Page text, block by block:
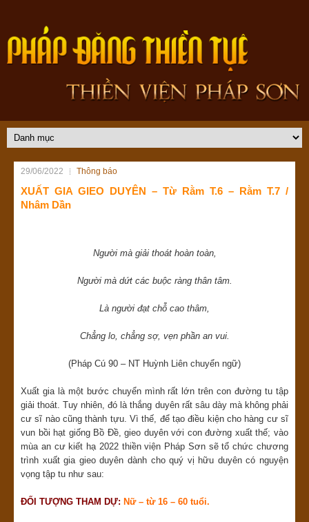
29/06/2022 Thông báo
XUẤT GIA GIEO DUYÊN – Từ Rằm T.6 – Rằm T.7 /
Nhâm Dần
Người mà giải thoát hoàn toàn,
Người mà dứt các buộc ràng thân tâm.
Là người đạt chỗ cao thâm,
Chẳng lo, chẳng sợ, vẹn phần an vui.
(Pháp Cú 90 – NT Huỳnh Liên chuyển ngữ)
Xuất gia là một bước chuyển mình rất lớn trên con đường tu tập
giải thoát. Tuy nhiên, đó là thắng duyên rất sâu dày mà không phải
cư sĩ nào cũng thành tựu. Vì thế, để tạo điều kiện cho hàng cư sĩ
vun bồi hạt giống Bồ Đề, gieo duyên với con đường xuất thế; vào
mùa an cư kiết hạ 2022 thiền viện Pháp Sơn sẽ tổ chức chương
trình xuất gia gieo duyên dành cho quý vị hữu duyên có nguyện
vọng tập tu như sau:
ĐỐI TƯỢNG THAM DỰ: Nữ – từ 16 – 60 tuổi.